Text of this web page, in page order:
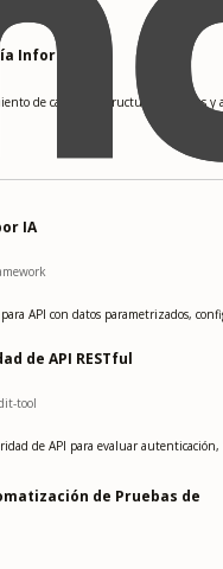
Informática
de calidad, Estructuras de datos
IA
API con datos parametrizados,
de API RESTful
tool
de API para evaluar
de Pruebas de